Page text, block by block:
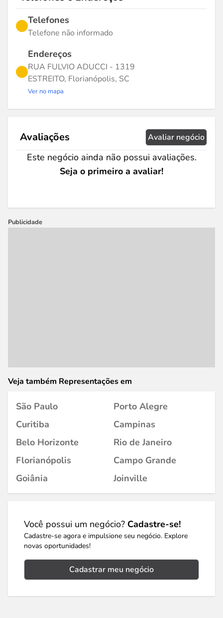
Telefones
Telefone não informado
Endereços
RUA FULVIO ADUCCI - 1319
ESTREITO, Florianópolis, SC
Ver no mapa
Avaliações Avaliar negócio
Este negócio ainda não possui avaliações.
Seja o primeiro a avaliar!
Publicidade
Veja também Representações em
São Paulo
Porto Alegre
Curitiba
Campinas
Belo Horizonte
Rio de Janeiro
Florianópolis
Campo Grande
Goiânia
Joinville
Você possui um negócio? Cadastre-se!
Cadastre-se agora e impulsione seu negócio. Explore
novas oportunidades!
Cadastrar meu negócio